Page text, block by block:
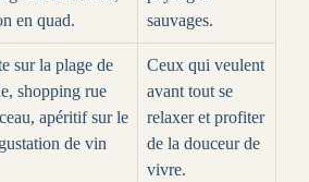
en quad.
sauvages.
sur la plage de
shopping rue
apéritif sur le
de vin
Ceux qui veulent
avant tout se
relaxer et profiter
de la douceur de
vivre.